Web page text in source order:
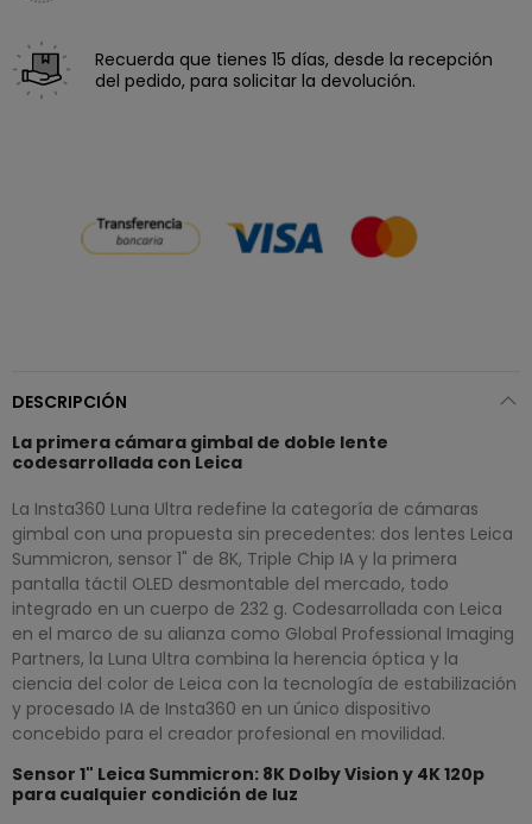
Recuerda que tienes 15 días, desde la recepción
del pedido, para solicitar la devolución.
DESCRIPCIÓN
La primera cámara gimbal de doble lente
codesarrollada con Leica
La Insta360 Luna Ultra redefine la categoría de cámaras
gimbal con una propuesta sin precedentes: dos lentes Leica
Summicron, sensor 1" de 8K, Triple Chip IA y la primera
pantalla táctil OLED desmontable del mercado, todo
integrado en un cuerpo de 232 g. Codesarrollada con Leica
en el marco de su alianza como Global Professional Imaging
Partners, la Luna Ultra combina la herencia óptica y la
ciencia del color de Leica con la tecnología de estabilización
y procesado IA de Insta360 en un único dispositivo
concebido para el creador profesional en movilidad.
Sensor 1" Leica Summicron: 8K Dolby Vision y 4K 120p
para cualquier condición de luz